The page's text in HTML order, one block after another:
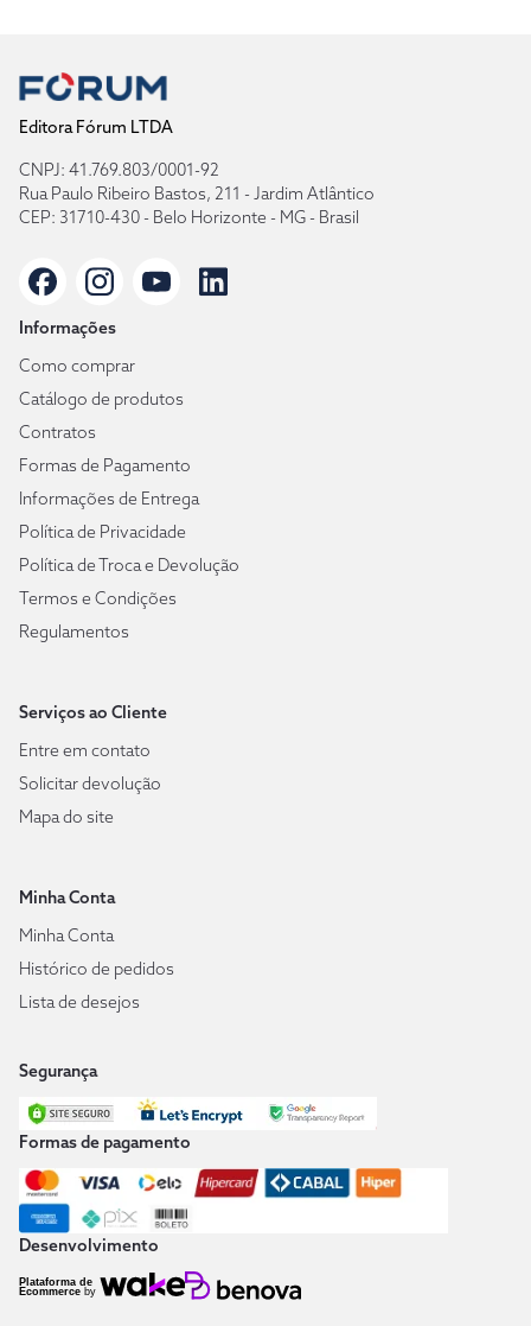
Editora Fórum LTDA
CNPJ: 41.769.803/0001-92
Rua Paulo Ribeiro Bastos, 211 - Jardim Atlântico
CEP: 31710-430 - Belo Horizonte - MG - Brasil
Informações
Como comprar
Catálogo de produtos
Contratos
Formas de Pagamento
Informações de Entrega
Política de Privacidade
Política de Troca e Devolução
Termos e Condições
Regulamentos
Serviços ao Cliente
Entre em contato
Solicitar devolução
Mapa do site
Minha Conta
Minha Conta
Histórico de pedidos
Lista de desejos
Segurança
Formas de pagamento
Desenvolvimento